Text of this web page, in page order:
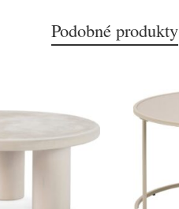
Podobné produkty